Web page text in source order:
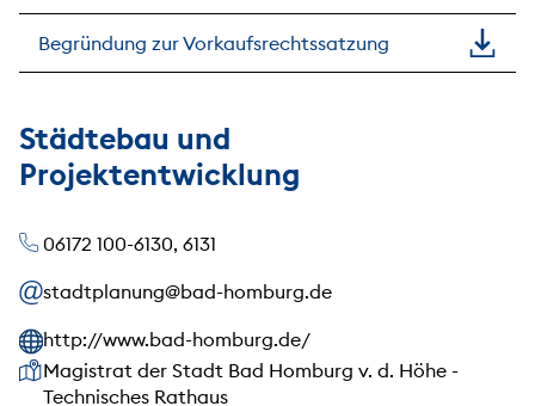
Begründung zur Vorkaufsrechtssatzung
Städtebau und
Projektentwicklung
06172 100-6130, 6131
stadtplanung@bad-homburg.de
http://www.bad-homburg.de/
Unsere Anschrift
Magistrat der Stadt Bad Homburg v. d. Höhe -
Technisches Rathaus